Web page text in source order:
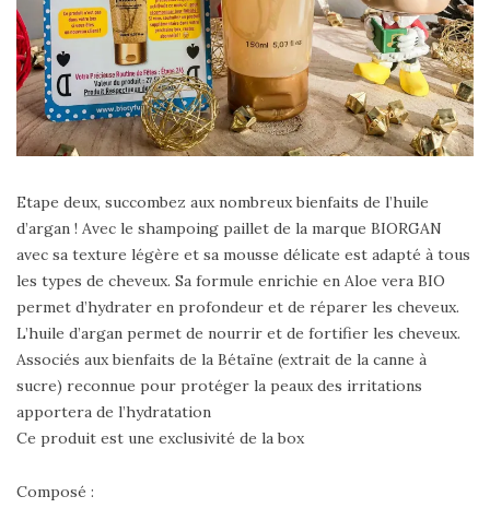
Etape deux, succombez aux nombreux bienfaits de l’huile
d’argan ! Avec le shampoing paillet de la marque BIORGAN
avec sa texture légère et sa mousse délicate est adapté à tous
les types de cheveux. Sa formule enrichie en Aloe vera BIO
permet d’hydrater en profondeur et de réparer les cheveux.
L’huile d’argan permet de nourrir et de fortifier les cheveux.
Associés aux bienfaits de la Bétaïne (extrait de la canne à
sucre) reconnue pour protéger la peaux des irritations
apportera de l’hydratation
Ce produit est une exclusivité de la box
Composé :